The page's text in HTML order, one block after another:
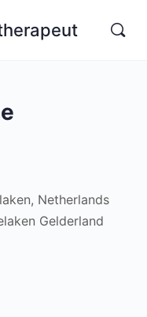
Netherlands
Gelderland